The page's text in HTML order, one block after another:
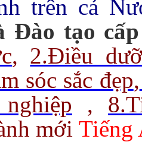
trên cả
Đào tạo
, 2.Điều
sóc sắc đẹp,
,
mới Tiếng